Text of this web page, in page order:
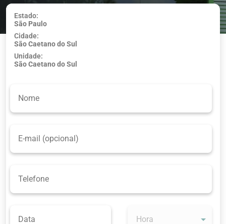
Usar minha
localização
Estado:
São Paulo
Cidade:
São Caetano do Sul
Unidade:
São Caetano do Sul